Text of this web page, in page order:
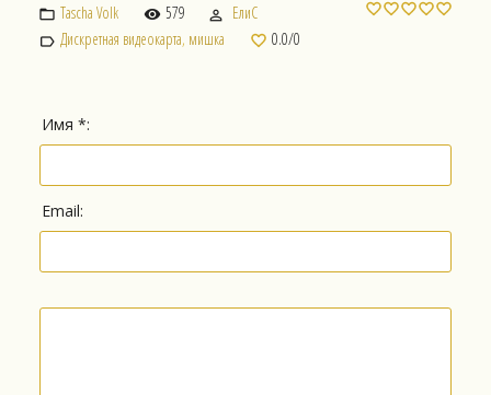
Tascha Volk 579
ЕлиС
Дискретная видеокарта, мишка 0.0/0
Имя *:
Email: